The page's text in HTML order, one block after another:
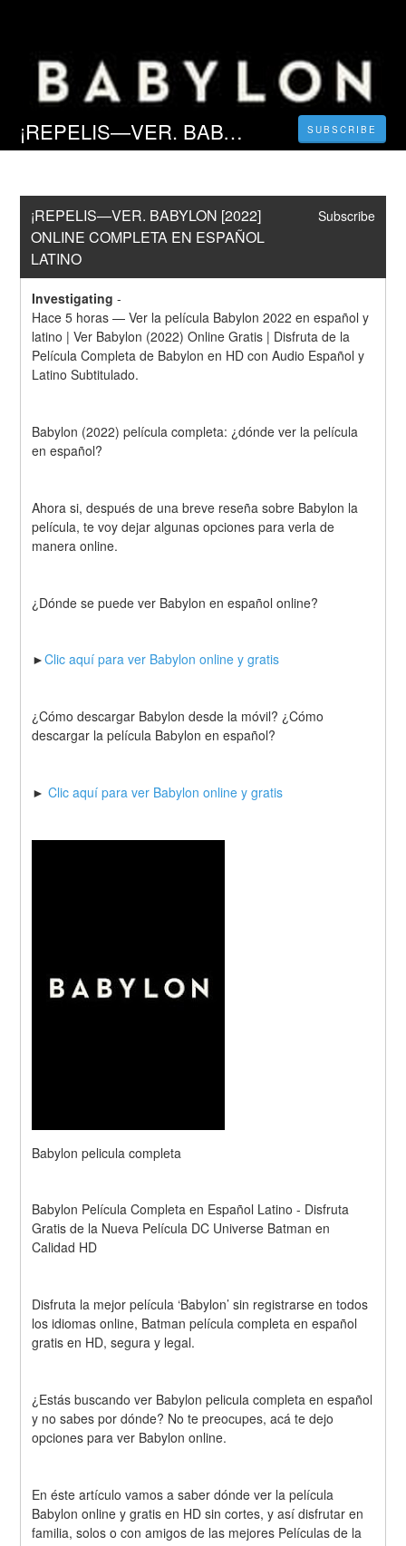
¡REPELIS—VER. BABYLON [2022] ONLINE COMPLETA EN ESPAÑOL LATINO SUBSCRIBE
¡REPELIS—VER. BABYLON [2022]
ONLINE COMPLETA EN ESPAÑOL
LATINO
Subscribe
Investigating -
Hace 5 horas — Ver la película Babylon 2022 en español y
latino | Ver Babylon (2022) Online Gratis | Disfruta de la
Película Completa de Babylon en HD con Audio Español y
Latino Subtitulado.
Babylon (2022) película completa: ¿dónde ver la película
en español?
Ahora si, después de una breve reseña sobre Babylon la
película, te voy dejar algunas opciones para verla de
manera online.
¿Dónde se puede ver Babylon en español online?
►Clic aquí para ver Babylon online y gratis
¿Cómo descargar Babylon desde la móvil? ¿Cómo
descargar la película Babylon en español?
► Clic aquí para ver Babylon online y gratis
Babylon pelicula completa
Babylon Película Completa en Español Latino - Disfruta
Gratis de la Nueva Película DC Universe Batman en
Calidad HD
Disfruta la mejor película ‘Babylon’ sin registrarse en todos
los idiomas online, Batman película completa en español
gratis en HD, segura y legal.
¿Estás buscando ver Babylon pelicula completa en español
y no sabes por dónde? No te preocupes, acá te dejo
opciones para ver Babylon online.
En éste artículo vamos a saber dónde ver la película
Babylon online y gratis en HD sin cortes, y así disfrutar en
familia, solos o con amigos de las mejores Películas de la